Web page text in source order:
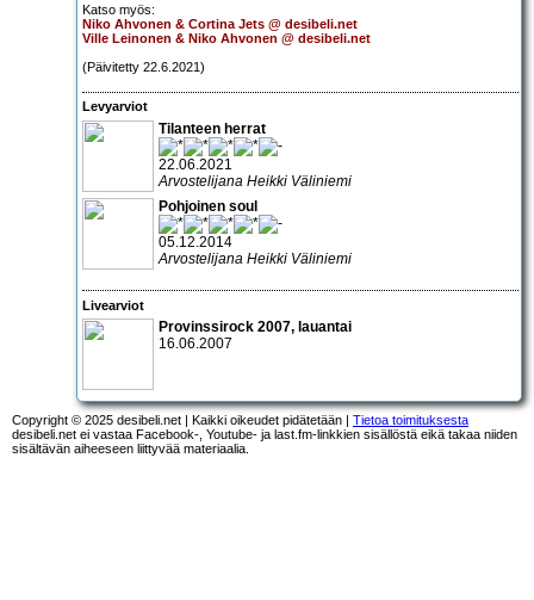
Katso myös:
Niko Ahvonen & Cortina Jets @ desibeli.net
Ville Leinonen & Niko Ahvonen @ desibeli.net
(Päivitetty 22.6.2021)
Levyarviot
Tilanteen herrat
22.06.2021
Arvostelijana Heikki Väliniemi
Pohjoinen soul
05.12.2014
Arvostelijana Heikki Väliniemi
Livearviot
Provinssirock 2007, lauantai
16.06.2007
Copyright © 2025 desibeli.net | Kaikki oikeudet pidätetään | Tietoa toimituksesta
desibeli.net ei vastaa Facebook-, Youtube- ja last.fm-linkkien sisällöstä eikä takaa niiden
sisältävän aiheeseen liittyvää materiaalia.